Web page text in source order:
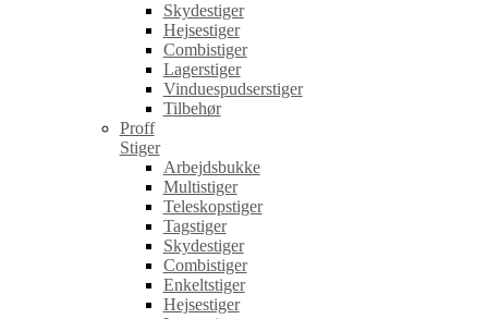
Skydestiger
Hejsestiger
Combistiger
Lagerstiger
Vinduespudserstiger
Tilbehør
Proff
Stiger
Arbejdsbukke
Multistiger
Teleskopstiger
Tagstiger
Skydestiger
Combistiger
Enkeltstiger
Hejsestiger